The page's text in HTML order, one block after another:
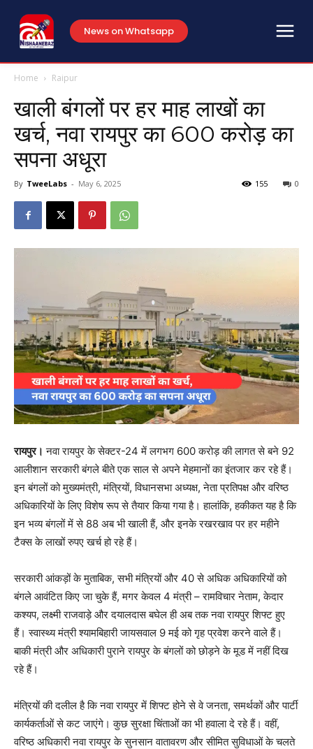
News on Whatsapp
Home Raipur
खाली बंगलों पर हर माह लाखों का
खर्च, नवा रायपुर का 600 करोड़ का
सपना अधूरा
By TweeLabs - May 6, 2025 0
155
रायपुर। नवा रायपुर के सेक्टर-24 में लगभग 600 करोड़ की लागत से बने 92
आलीशान सरकारी बंगले बीते एक साल से अपने मेहमानों का इंतजार कर रहे हैं।
इन बंगलों को मुख्यमंत्री, मंत्रियों, विधानसभा अध्यक्ष, नेता प्रतिपक्ष और वरिष्ठ
अधिकारियों के लिए विशेष रूप से तैयार किया गया है। हालांकि, हकीकत यह है कि
इन भव्य बंगलों में से 88 अब भी खाली हैं, और इनके रखरखाव पर हर महीने
टैक्स के लाखों रुपए खर्च हो रहे हैं।
सरकारी आंकड़ों के मुताबिक, सभी मंत्रियों और 40 से अधिक अधिकारियों को
बंगले आवंटित किए जा चुके हैं, मगर केवल 4 मंत्री – रामविचार नेताम, केदार
कश्यप, लक्ष्मी राजवाड़े और दयालदास बघेल ही अब तक नवा रायपुर शिफ्ट हुए
हैं। स्वास्थ्य मंत्री श्यामबिहारी जायसवाल 9 मई को गृह प्रवेश करने वाले हैं।
बाकी मंत्री और अधिकारी पुराने रायपुर के बंगलों को छोड़ने के मूड में नहीं दिख
रहे हैं।
मंत्रियों की दलील है कि नवा रायपुर में शिफ्ट होने से वे जनता, समर्थकों और पार्टी
कार्यकर्ताओं से कट जाएंगे। कुछ सुरक्षा चिंताओं का भी हवाला दे रहे हैं। वहीं,
वरिष्ठ अधिकारी नवा रायपुर के सुनसान वातावरण और सीमित सुविधाओं के चलते